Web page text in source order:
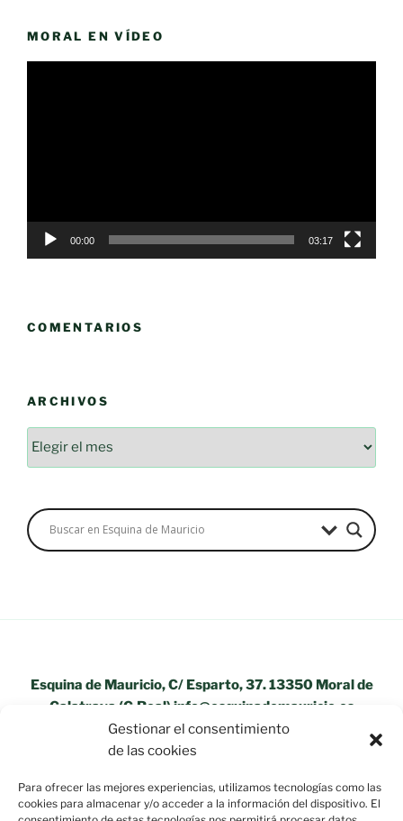
Gestionar el consentimiento
de las cookies
Para ofrecer las mejores experiencias, utilizamos tecnologías como las
cookies para almacenar y/o acceder a la información del dispositivo. El
MORAL EN VÍDEO
00:00 03:17
COMENTARIOS
ARCHIVOS
Archivos
Esquina de Mauricio, C/ Esparto, 37. 13350 Moral de
Calatrava (C.Real) info@esquinademauricio.es
«Aviso Legal»